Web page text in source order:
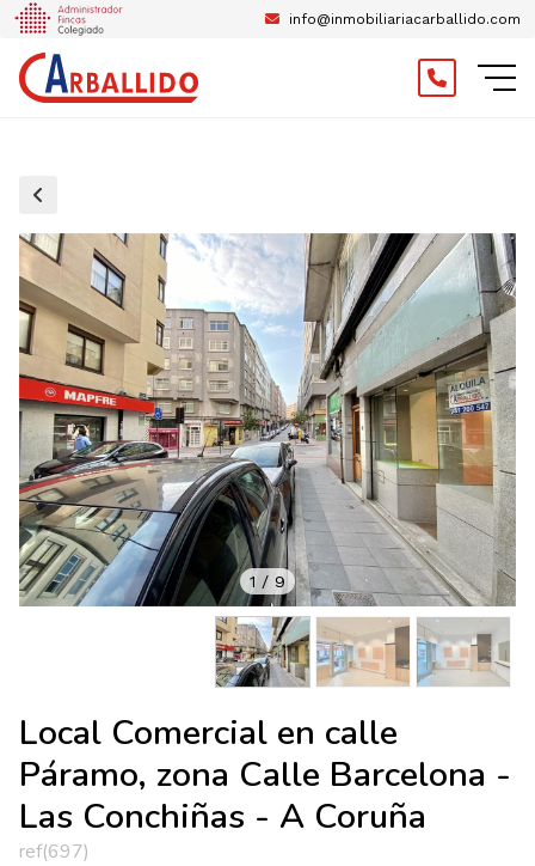
info@inmobiliariacarballido.com
1 / 9
Local Comercial en calle
Páramo, zona Calle Barcelona -
Las Conchiñas - A Coruña
ref(697)